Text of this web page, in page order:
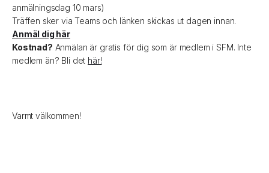
anmälningsdag 10 mars)
Träffen sker via Teams och länken skickas ut dagen innan.
Anmäl dig här
Kostnad? Anmälan är gratis för dig som är medlem i SFM. Inte
medlem än? Bli det här!
Varmt välkommen!